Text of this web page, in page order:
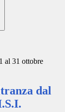
al 31 ottobre
dal